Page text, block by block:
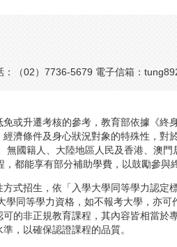
（02）7736-5679 電子信箱：
或升遷考核的參考，教育部依據《終
濟條件及身心狀況對象的特殊性，對
國籍人、大陸地區人民及香港、澳門
都能享有部分補助學費，以鼓勵參與
式招生，依「入學大學同等學力認定
同等學力資格，如不報考大學，亦可
的非正規教育課程，其內容皆相當於
，以確保認證課程的品質。